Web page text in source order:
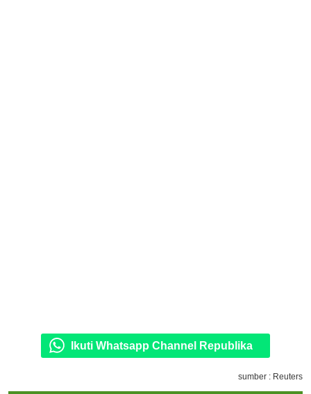
Ikuti Whatsapp Channel Republika
sumber : Reuters